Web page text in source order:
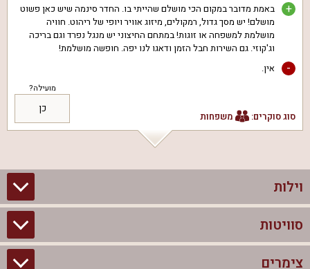
+
באמת מדובר במקום הכי מושלם שהייתי בו. החדר סינמה שיש כאן פשוט
מושלם! יש מסך גדול, רמקולים, מיזוג אוויר ויופי של ריהוט. חוויה
מושלמת למשפחה או זוגות! במתחם החיצוני יש מנגל נפרד וגם בריכה
וג'קוזי. גם השירות חבל הזמן ודאגו לנו יפה. חופשה מושלמת!
- אין.
סוג סוקרים: משפחות
מועילה?
כן
וילות
וילות בצפון
וילות להשכרה
סוויטות
צימרים